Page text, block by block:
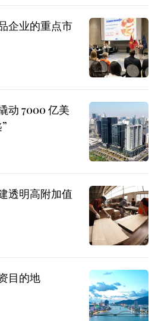
企业的重点市
动 7000 亿美
透明高附加值
目的地